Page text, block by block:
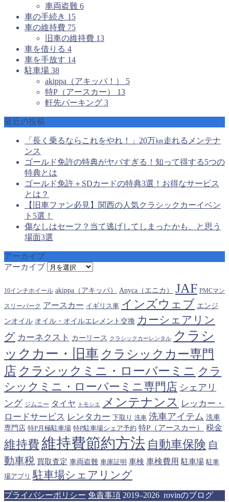
車両盗難 6
車の手続き 15
車の維持費 75
旧車の維持費 13
車を借りる 4
車を手放す 14
駐車場 38
akippa（アキッパ！） 5
特P（アースカー） 13
軒先パーキング 3
最近の投稿
「長く乗るならこれをやれ！」20万㎞走れるメンテナ
ンス
ゴールド免許の特典がヤバすぎる！知って得する5つの
特典とは
ゴールド免許＋SDカードの特典3選！お得なサービス
とは？
【旧車ファン必見】関西の人気クラシックカーイベン
ト5選！
傷なしはセーフ？当て逃げしてしまったかも、と思う
場面3選
アーカイブ
アーカイブ
10インチホイール akippa（アキッパ） Anyca（エニカ） JAF PMCマン
スリーパーク アースカー イギリス車 インズウェブ エンジ
ンオイル オイル・オイルエレメント交換 カーシェアリン
グ カーネクスト カーリース クラシックカーレンタル
クラシ
ックカー・旧車 クラシックカー専門
店 クラシックミニ・ローバーミニ クラ
シックミニ・ローバーミニ専門店 シェアリ
ング ジムニー タイヤ トモシエ メンテナンス レッカー・
ロードサービス レンタカー 下取り 洗車 洗車アイテム 洗車
専門店 特P月極駐車場 特P駐車場シェア予約 特P（アースカー） 税金
維持費 維持費節約方法 自動車保険 自
動車税 買取査定 車両盗難 車庫証明 車検 車検費用 駐車場 駐車
場アプリ 駐車場シェアリング
プライバシーポリシー 免責事項 2019–2026 rovinのブログ